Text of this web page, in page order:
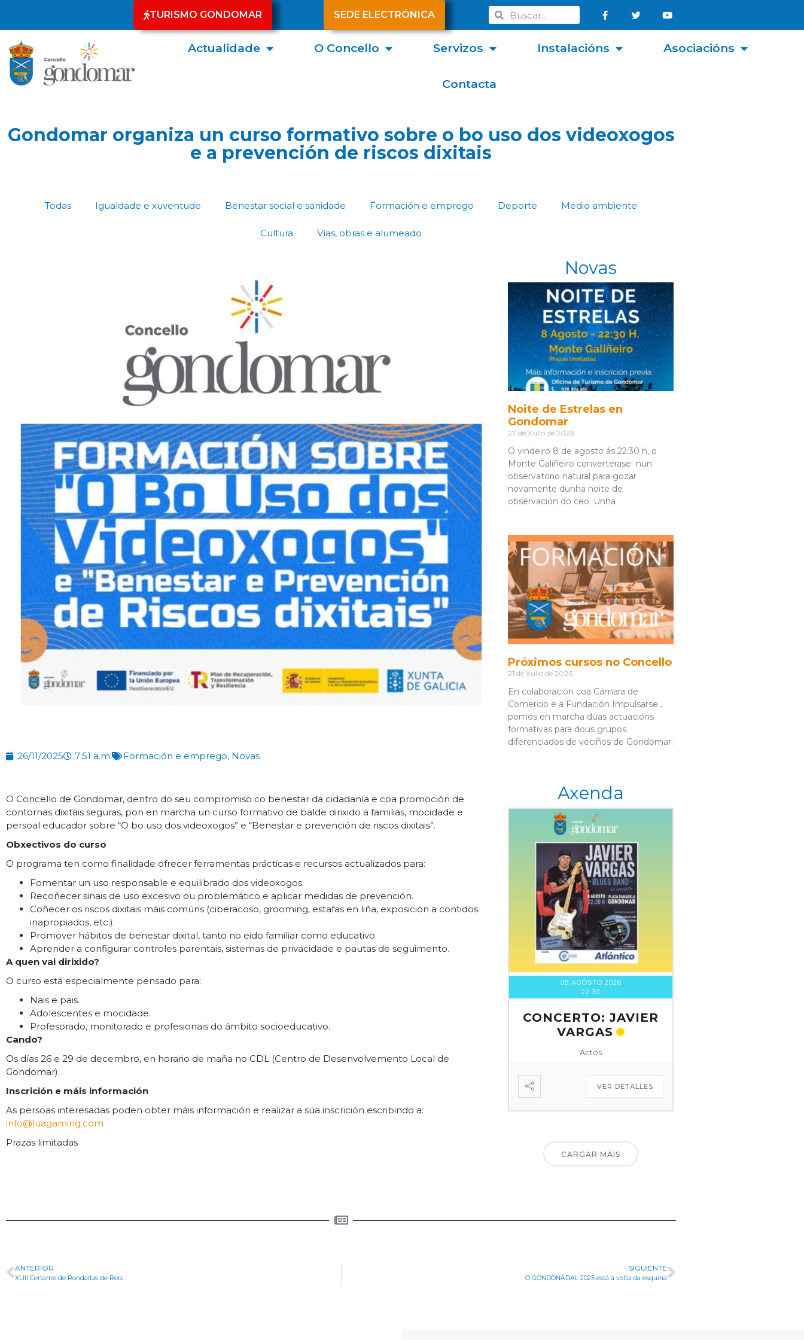
TURISMO GONDOMAR SEDE ELECTRÓNICA
Actualidade O Concello Servizos Instalacións Asociacións
Contacta
Gondomar organiza un curso formativo sobre o bo uso dos videoxogos
e a prevención de riscos dixitais
Todas Igualdade e xuventude Benestar social e sanidade Formación e emprego Deporte Medio ambiente
Cultura Vías, obras e alumeado
26/11/2025 7:51 a.m. Formación e emprego, Novas
O Concello de Gondomar, dentro do seu compromiso co benestar da cidadanía e coa promoción de
contornas dixitais seguras, pon en marcha un curso formativo de balde dirixido a familias, mocidade e
persoal educador sobre “O bo uso dos videoxogos” e “Benestar e prevención de riscos dixitais”.
Obxectivos do curso
O programa ten como finalidade ofrecer ferramentas prácticas e recursos actualizados para:
Fomentar un uso responsable e equilibrado dos videoxogos.
Recoñecer sinais de uso excesivo ou problemático e aplicar medidas de prevención.
Coñecer os riscos dixitais máis comúns (ciberacoso, grooming, estafas en liña, exposición a contidos
inapropiados, etc.).
Promover hábitos de benestar dixital, tanto no eido familiar como educativo.
Aprender a configurar controles parentais, sistemas de privacidade e pautas de seguimento.
A quen vai dirixido?
O curso está especialmente pensado para:
Nais e pais.
Adolescentes e mocidade.
Profesorado, monitorado e profesionais do ámbito socioeducativo.
Cando?
Os días 26 e 29 de decembro, en horario de maña no CDL (Centro de Desenvolvemento Local de
Gondomar).
Inscrición e máis información
As persoas interesadas poden obter máis información e realizar a súa inscrición escribindo a:
info@luagaming.com
Prazas limitadas
Novas
Noite de Estrelas en
Gondomar
27 de Xullo de 2026
O vindeiro 8 de agosto ás 22:30 h, o
Monte Galiñeiro converterase nun
observatorio natural para gozar
novamente dunha noite de
observación do ceo. Unha
Próximos cursos no Concello
21 de Xullo de 2026
En colaboración coa Cámara de
Comercio e a Fundación Impulsarse ,
pomos en marcha duas actuacións
formativas para dous grupos
diferenciados de veciños de Gondomar:
Axenda
08 AGOSTO 2026
22:30
CONCERTO: JAVIER
VARGAS
Actos
VER DETALLES
CARGAR MÁIS
ANTERIOR
XLIII Certame de Rondallas de Reis
SIGUIENTE
O GONDONADAL 2025 está á volta da esquina